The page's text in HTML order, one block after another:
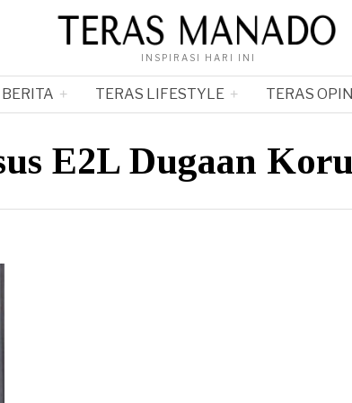
INSPIRASI HARI INI
TERAS LIFESTYLE TERAS
E2L Dugaan